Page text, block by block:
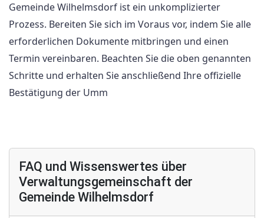
Gemeinde Wilhelmsdorf ist ein unkomplizierter
Prozess. Bereiten Sie sich im Voraus vor, indem Sie alle
erforderlichen Dokumente mitbringen und einen
Termin vereinbaren. Beachten Sie die oben genannten
Schritte und erhalten Sie anschließend Ihre offizielle
Bestätigung der Umm
FAQ und Wissenswertes über
Verwaltungsgemeinschaft der
Gemeinde Wilhelmsdorf